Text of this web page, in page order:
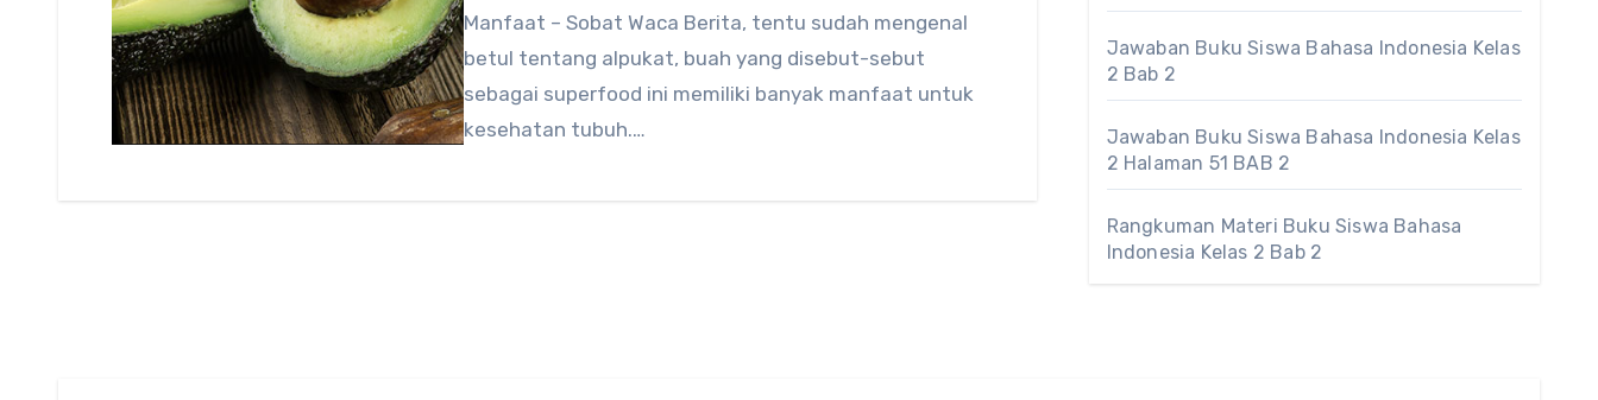
Manfaat – Sobat Waca Berita, tentu sudah mengenal
betul tentang alpukat, buah yang disebut-sebut
sebagai superfood ini memiliki banyak manfaat untuk
kesehatan tubuh.…
Jawaban Buku Siswa Bahasa Indonesia Kelas
2 Bab 2
Jawaban Buku Siswa Bahasa Indonesia Kelas
2 Halaman 51 BAB 2
Rangkuman Materi Buku Siswa Bahasa
Indonesia Kelas 2 Bab 2